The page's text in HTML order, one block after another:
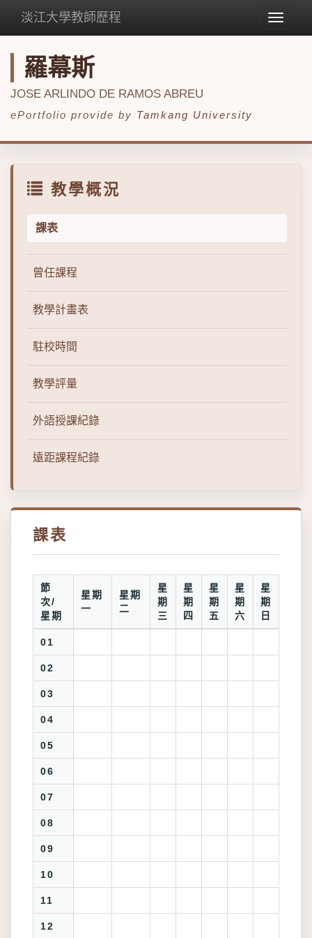
Toggle
淡江大學教師歷程
羅幕斯
JOSE ARLINDO DE RAMOS ABREU
ePortfolio provide by Tamkang University
教學概況
課表
曾任課程
教學計畫表
駐校時間
教學評量
外語授課紀錄
遠距課程紀錄
課表
節
次/
星期
星期
一
星期
二
星
期
三
星
期
四
星
期
五
星
期
六
星
期
日
01
02
03
04
05
06
07
08
09
10
11
12